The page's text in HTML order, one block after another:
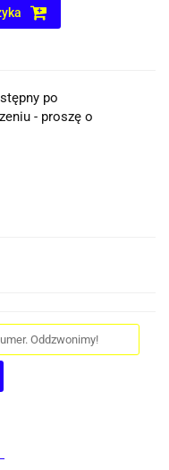
po
- proszę o